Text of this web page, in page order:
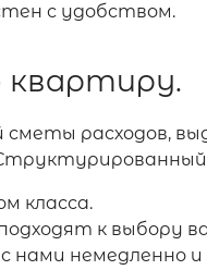
с удобством.
квартиру.
расходов,
класса.
к выбору
нами